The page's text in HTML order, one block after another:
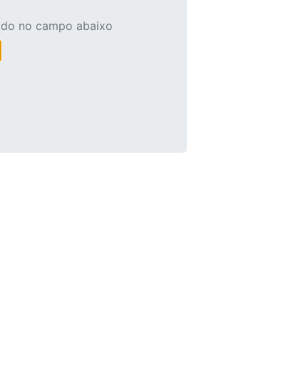
no campo abaixo